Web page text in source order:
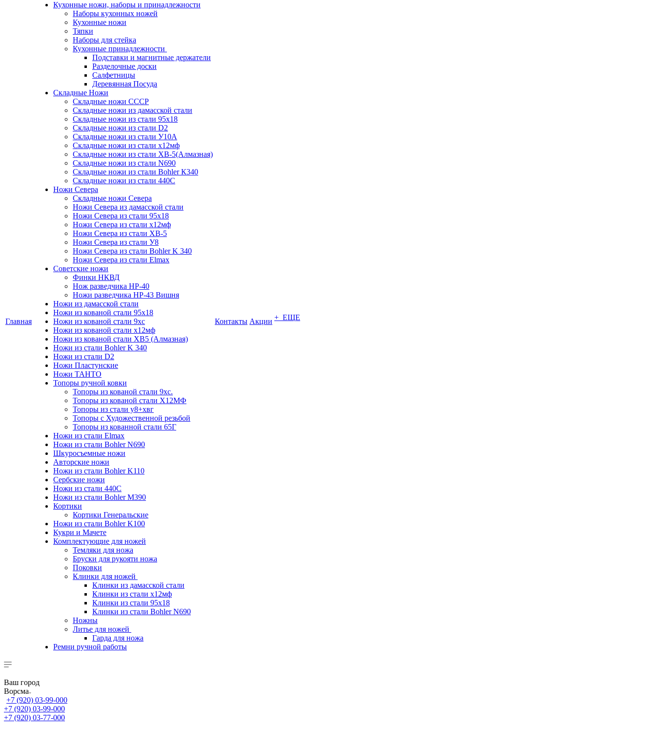
Главная
Кухонные ножи, наборы и принадлежности
Наборы кухонных ножей
Кухонные ножи
Тяпки
Наборы для стейка
Кухонные принадлежности
Подставки и магнитные держатели
Разделочные доски
Салфетницы
Деревянная Посуда
Складные Ножи
Cкладные ножи СССР
Складные ножи из дамасской стали
Складные ножи из стали 95х18
Складные ножи из стали D2
Складные ножи из стали У10А
Складные ножи из стали х12мф
Складные ножи из стали ХВ-5(Алмазная)
Складные ножи из стали N690
Складные ножи из стали Bohler К340
Складные ножи из стали 440С
Ножи Севера
Складные ножи Севера
Ножи Севера из дамасской стали
Ножи Севера из стали 95х18
Ножи Севера из стали х12мф
Ножи Севера из стали ХВ-5
Ножи Севера из стали У8
Ножи Севера из стали Bohler K 340
Ножи Севера из стали Elmax
Советские ножи
Финки НКВД
Нож разведчика НР-40
Ножи разведчика НР-43 Вишня
Ножи из дамасской стали
Ножи из кованой стали 95х18
Ножи из кованой стали 9хс
Ножи из кованой стали х12мф
Ножи из кованой стали ХВ5 (Алмазная)
Ножи из стали Bohler K 340
Ножи из стали D2
Ножи Пластунские
Ножи ТАНТО
Топоры ручной ковки
Топоры из кованой стали 9хс.
Топоры из кованой стали Х12МФ
Топоры из стали у8+хвг
Топоры с Художественной резьбой
Топоры из кованной стали 65Г
Ножи из стали Elmax
Ножи из стали Bohler N690
Шкуросъемные ножи
Авторские ножи
Ножи из стали Bohler K110
Сербские ножи
Ножи из стали 440С
Ножи из стали Bohler M390
Кортики
Кортики Генеральские
Ножи из стали Bohler K100
Кукри и Мачете
Комплектующие для ножей
Темляки для ножа
Бруски для рукояти ножа
Поковки
Клинки для ножей
Клинки из дамасской стали
Клинки из стали х12мф
Клинки из стали 95х18
Клинки из стали Bohler N690
Ножны
Литье для ножей
Гарда для ножа
Ремни ручной работы
Контакты Акции + ЕЩЕ
Ваш город
Ворсма
+7 (920) 03-99-000
+7 (920) 03-99-000
+7 (920) 03-77-000